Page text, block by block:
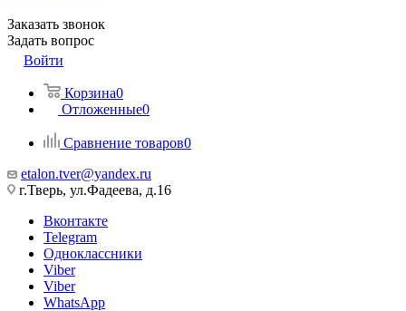
Заказать звонок
Задать вопрос
Войти
Корзина0
Отложенные0
Сравнение товаров0
etalon.tver@yandex.ru
г.Тверь, ул.Фадеева, д.16
Вконтакте
Telegram
Одноклассники
Viber
Viber
WhatsApp